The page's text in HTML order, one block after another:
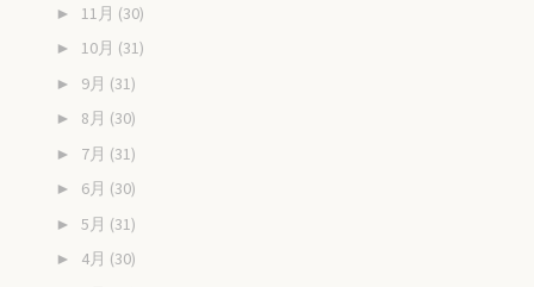
► 11月 (30)
► 10月 (31)
► 9月 (31)
► 8月 (30)
► 7月 (31)
► 6月 (30)
► 5月 (31)
► 4月 (30)